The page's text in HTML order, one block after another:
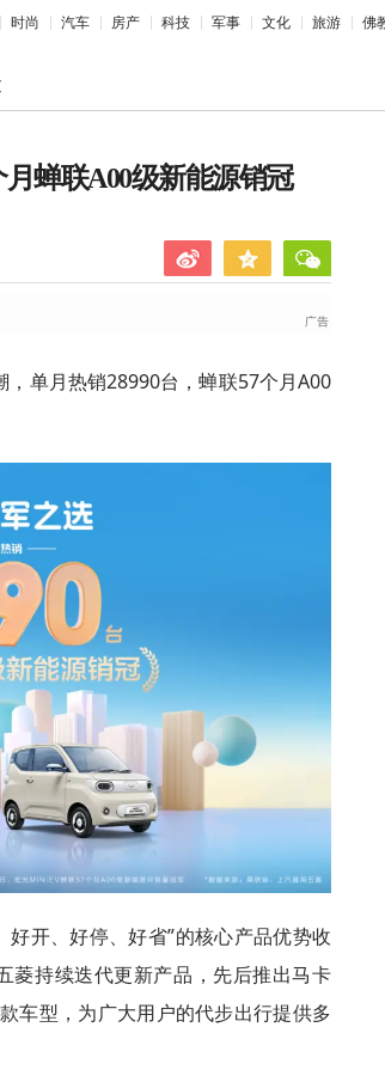
时尚 汽车 房产 科技 军事 文化 旅游 佛
蝉联A00级新能源销冠
单月热销28990台，蝉联57个月A00
开、好停、好省”的核心产品优势收
菱持续迭代更新产品，先后推出马卡
车型，为广大用户的代步出行提供多